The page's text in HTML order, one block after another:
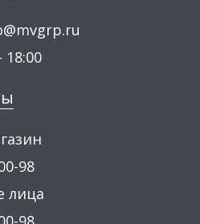
18:00
98
лица